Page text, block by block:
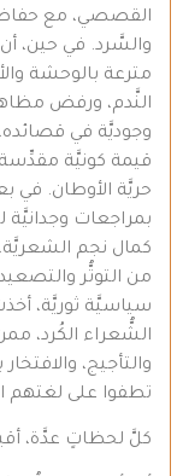
القصصي، مع
والسَّرد. في حين،
مترعة بالوحشة
النَّدم، ورفض
وجوديَّة في قصائده،
قيمة كونيَّة
حريَّة الأوطان. في
بمراجعات وجدانيَّة
كمال نجم
من التوتُّر
الشُّعراء الكُرد،
والتأجيج،
تطفوا على لغتهم
كلَّ لحظاتٍ عدَّة،